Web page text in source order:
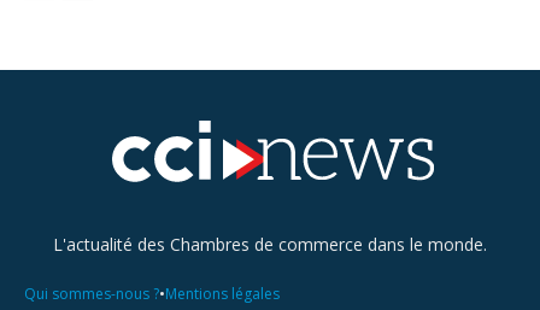
L'actualité des Chambres de commerce dans le monde.
Qui sommes-nous ?•Mentions légales